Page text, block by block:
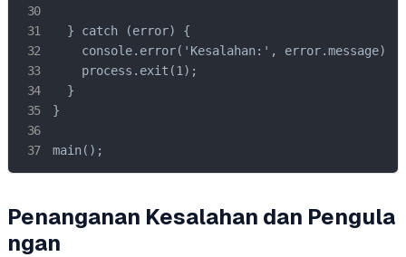
  } catch (error) {
    console.error('Kesalahan:', error.message);
    process.exit(1);
  }
}
main();
Penanganan Kesalahan dan Pengula
ngan